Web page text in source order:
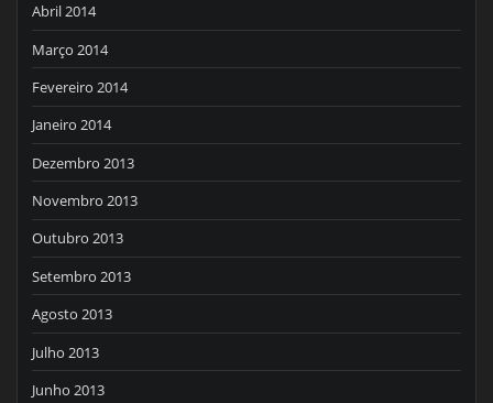
Abril 2014
Março 2014
Fevereiro 2014
Janeiro 2014
Dezembro 2013
Novembro 2013
Outubro 2013
Setembro 2013
Agosto 2013
Julho 2013
Junho 2013